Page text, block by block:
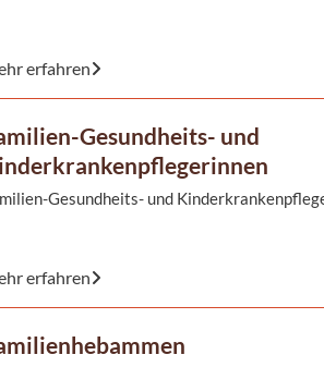
rauf und runter. Töpfchen-Training, gesunde
...
erfahren
Gesundheits- und
Gesundheits- und
haben Fragen rund um die gesunde
erfahren